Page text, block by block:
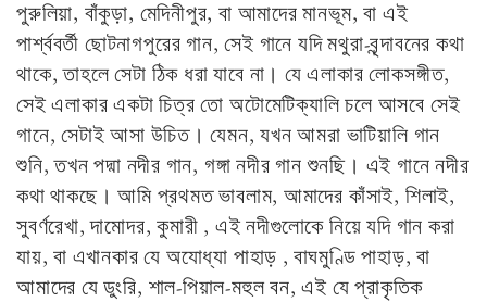
পুরুলিয়া, বাঁকুড়া, মেদিনীপুর, বা আমাদের মানভূম, বা এই
পার্শ্ববর্তী ছোটনাগপুরের গান, সেই গানে যদি মথুরা-বৃন্দাবনের কথা
থাকে, তাহলে সেটা ঠিক ধরা যাবে না। যে এলাকার লোকসঙ্গীত,
সেই এলাকার একটা চিত্র তো অটোমেটিক্যালি চলে আসবে সেই
গানে, সেটাই আসা উচিত। যেমন, যখন আমরা ভাটিয়ালি গান
শুনি, তখন পদ্মা নদীর গান, গঙ্গা নদীর গান শুনছি। এই গানে নদীর
কথা থাকছে। আমি প্রথমত ভাবলাম, আমাদের কাঁসাই, শিলাই,
সুবর্ণরেখা, দামোদর, কুমারী , এই নদীগুলোকে নিয়ে যদি গান করা
যায়, বা এখানকার যে অযোধ্যা পাহাড় , বাঘমুণ্ডি পাহাড়, বা
আমাদের যে ডুংরি, শাল-পিয়াল-মহুল বন, এই যে প্রাকৃতিক